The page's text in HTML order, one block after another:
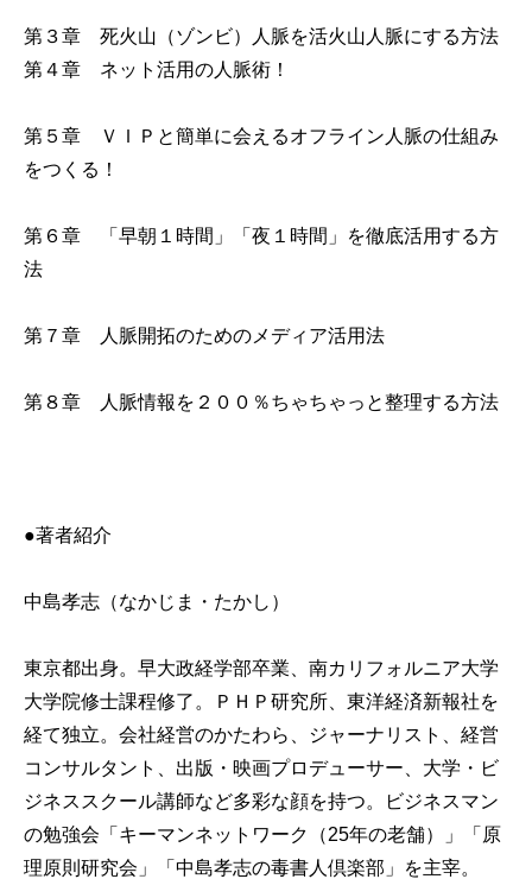
第３章 死火山（ゾンビ）人脈を活火山人脈にする方法
第４章 ネット活用の人脈術！
第５章 ＶＩＰと簡単に会えるオフライン人脈の仕組み
をつくる！
第６章 「早朝１時間」「夜１時間」を徹底活用する方
法
第７章 人脈開拓のためのメディア活用法
第８章 人脈情報を２００％ちゃちゃっと整理する方法
●著者紹介
中島孝志（なかじま・たかし）
東京都出身。早大政経学部卒業、南カリフォルニア大学
大学院修士課程修了。ＰＨＰ研究所、東洋経済新報社を
経て独立。会社経営のかたわら、ジャーナリスト、経営
コンサルタント、出版・映画プロデューサー、大学・ビ
ジネススクール講師など多彩な顔を持つ。ビジネスマン
の勉強会「キーマンネットワーク（25年の老舗）」「原
理原則研究会」「中島孝志の毒書人倶楽部」を主宰。